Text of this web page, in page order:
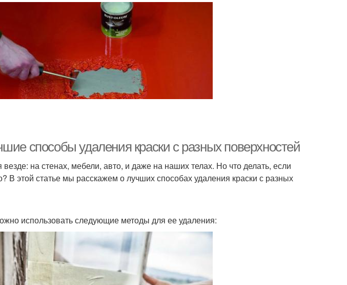
способы удаления краски с разных поверхностей
на стенах, мебели, авто, и даже на наших телах. Но что делать, если
В этой статье мы расскажем о лучших способах удаления краски с разных
использовать следующие методы для ее удаления: